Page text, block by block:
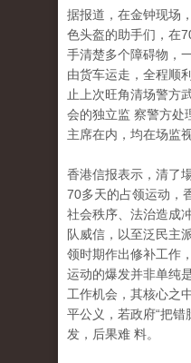
据报道，在金钟现场
色头盔的助手们，在
手清楚多个障碍物，
由货车运走，全程顺
止上次旺角清场警方
会的独立监 察警方处
主席在内，均在场监
香港信报表示，清了
70多天的占领运动，
社会秩序、法治造成
队威信，以至泛民主
领时期作出修补工作
运动的爆发并非单纯
工作机会，其核心之
平公义，若政府“把错
发，后果难 料。